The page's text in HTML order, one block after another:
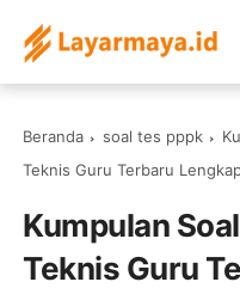
Beranda soal tes pppk
Teknis Guru Terbaru
Kumpulan
Teknis Guru